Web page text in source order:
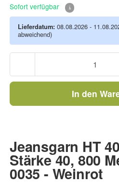
Sofort verfügbar
Lieferdatum: 08.08.2026 -
abweichend)
In den
Jeansgarn HT
Stärke 40, 800
0035 - Weinrot